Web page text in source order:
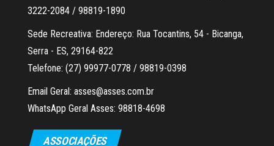
3222-2084 / 98819-1890
Sede Recreativa: Endereço: Rua Tocantins, 54 - Bicanga,
Serra - ES, 29164-822
Telefone: (27) 99977-0778 / 98819-0398
Email Geral: asses@asses.com.br
WhatsApp Geral Asses: 98818-4698
ASSOCIAÇÕES